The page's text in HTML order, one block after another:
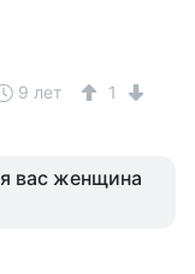
9 лет 1
вас женщина